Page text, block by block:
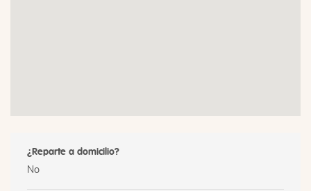
¿Reparte a domicilio?
No